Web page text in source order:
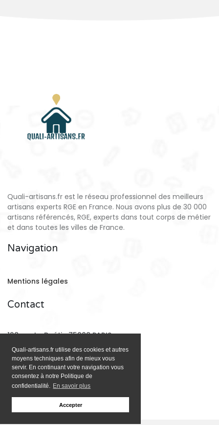
Quali-artisans.fr utilise des cookies et autres
moyens techniques afin de mieux vous
servir. En continuant votre navigation vous
consentez à notre Politique de
confidentialité. En savoir plus
Accepter
Quali-artisans.fr est le réseau professionnel des meilleurs
artisans experts RGE en France. Nous avons plus de 30 000
artisans référencés, RGE, experts dans tout corps de métier
et dans toutes les villes de France.
Navigation
Mentions légales
Contact
128 rue La Boétie 75008 PARIS
Email: contact@quali-artisans.fr